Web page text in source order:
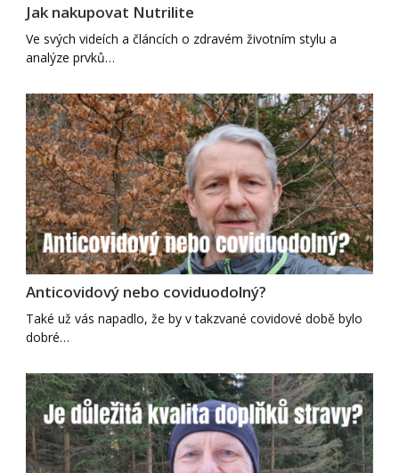
Jak nakupovat Nutrilite
Ve svých videích a článcích o zdravém životním stylu a
analýze prvků…
Anticovidový nebo coviduodolný?
Také už vás napadlo, že by v takzvané covidové době bylo
dobré…